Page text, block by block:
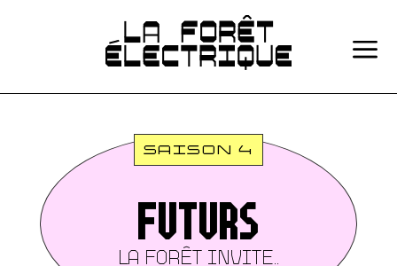
Futurs
LA FORÊT INVITE..
SAISON 4
a